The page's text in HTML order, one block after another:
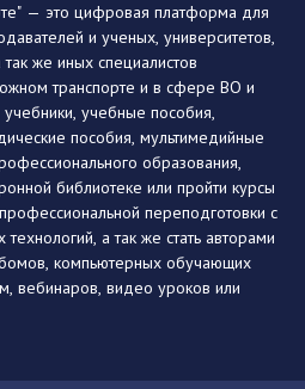
— это цифровая платформа для
и ученых, университетов,
же иных специалистов
транспорте и в сфере ВО и
учебные пособия,
пособия, мультимедийные
образования,
библиотеке или пройти курсы
переподготовки с
а так же стать авторами
компьютерных обучающих
вебинаров, видео уроков или